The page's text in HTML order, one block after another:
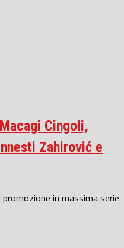
Cingoli,
Zahirović e
in massima serie